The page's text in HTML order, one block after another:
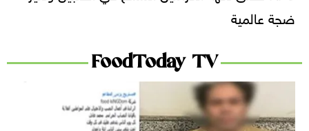
ضجة عالمية
FoodToday TV